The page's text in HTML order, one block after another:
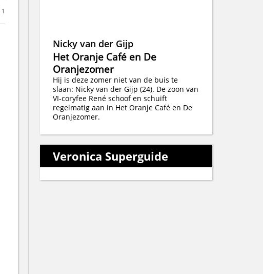
1
Nicky van der Gijp
Het Oranje Café en De
Oranjezomer
Hij is deze zomer niet van de buis te
slaan: Nicky van der Gijp (24). De zoon van
VI-coryfee René schoof en schuift
regelmatig aan in Het Oranje Café en De
Oranjezomer.
Veronica Superguide